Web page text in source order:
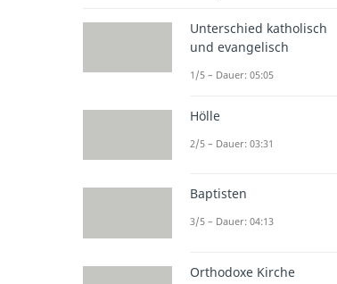
Unterschied katholisch
und evangelisch
1/5 – Dauer: 05:05
Hölle
2/5 – Dauer: 03:31
Baptisten
3/5 – Dauer: 04:13
Orthodoxe Kirche